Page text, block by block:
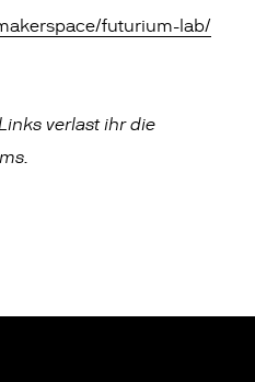
futurium-lab/
verlast ihr die